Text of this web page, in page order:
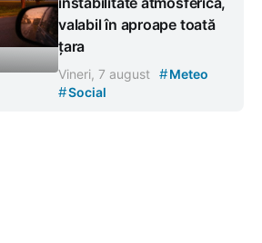
valabil în aproape toată
țara
Vineri, 7 august #Meteo
#Social